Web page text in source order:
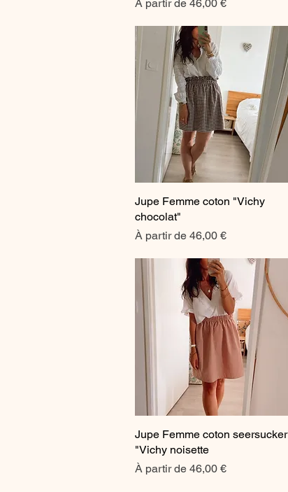
À partir de 46,00 €
Aperçu rapide
Jupe Femme coton "Vichy
chocolat"
À partir de 46,00 €
Prix promotionnel
Aperçu rapide
Jupe Femme coton seersucker
"Vichy noisette
À partir de 46,00 €
Prix promotionnel